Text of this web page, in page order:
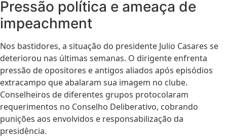
Pressão política e ameaça de
impeachment
Nos bastidores, a situação do presidente Julio Casares se
deteriorou nas últimas semanas. O dirigente enfrenta
pressão de opositores e antigos aliados após episódios
extracampo que abalaram sua imagem no clube.
Conselheiros de diferentes grupos protocolaram
requerimentos no Conselho Deliberativo, cobrando
punições aos envolvidos e responsabilização da
presidência.